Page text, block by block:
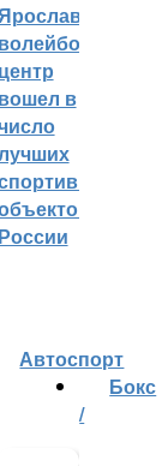
волейбольный
центр
вошел в
России
Автоспорт
Бокс
/